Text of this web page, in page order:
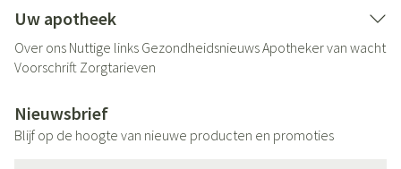
Uw apotheek
Over ons Nuttige links GezondheidsnieuwsApotheker van wacht
Voorschrift Zorgtarieven
Nieuwsbrief
Blijf op de hoogte van nieuwe producten en promoties